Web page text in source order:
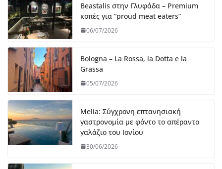
Beastalis στην Γλυφάδα – Premium
κοπές για “proud meat eaters”
06/07/2026
Bologna – La Rossa, la Dotta e la
Grassa
05/07/2026
Melia: Σύγχρονη επτανησιακή
γαστρονομία με φόντο το απέραντο
γαλάζιο του Ιονίου
30/06/2026